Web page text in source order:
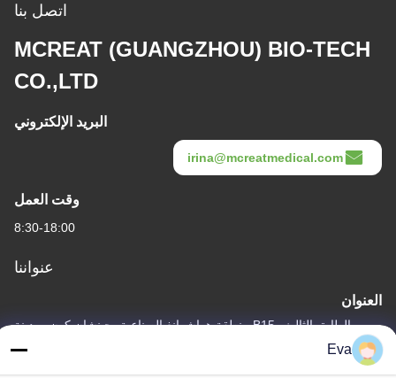
اتصل بنا
MCREAT (GUANGZHOU) BIO-TECH
CO.,LTD
البريد الإلكتروني
irina@mcreatmedical.com
وقت العمل
8:30-18:00
عنواننا
العنوان
الطابق الثالث، B15 منطقة هواشوانغ الصناعية، جينشان كون، مدينة
Eva